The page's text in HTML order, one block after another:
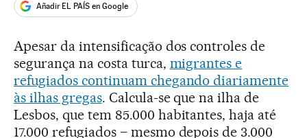
Añadir EL PAÍS en Google
Apesar da intensificação dos controles de
segurança na costa turca, migrantes e
refugiados continuam chegando diariamente
às ilhas gregas. Calcula-se que na ilha de
Lesbos, que tem 85.000 habitantes, haja até
17.000 refugiados – mesmo depois de 3.000